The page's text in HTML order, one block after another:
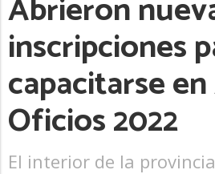
Abrieron
inscripciones
capacitarse
Oficios 2022
El interior de la